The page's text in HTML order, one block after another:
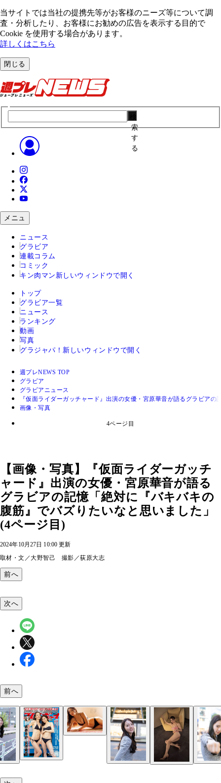
当サイトでは当社の提携先等がお客様のニーズ等について調
査・分析したり、お客様にお勧めの広告を表⽰する⽬的で
Cookie を使⽤する場合があります。
詳しくはこちら
閉じる
索
す
る
メニュ
ニュース
グラビア
連載コラム
コミック
キン肉マン 新しいウィンドウで開く
トップ
グラビア一覧
ニュース
ランキング
動画
写真
グラジャパ！ 新しいウィンドウで開く
週プレNEWS TOP
グラビア
グラビアニュース
『仮面ライダーガッチャード』出演の女優・宮原華音が語るグラビア
画像・写真
4ページ目
【画像・写真】『仮面ライダーガッチ
ャード』出演の女優・宮原華音が語る
グラビアの記憶「絶対に『バキバキの
腹筋』でバズりたいなと思いました」
(4ページ目)
2024年10月27日 10:00 更新
取材・文／大野智己 撮影／荻原大志
前へ
宮原華音
『週刊プレイボーイ』2023年44号（撮影／栗山秀
次へ
前へ